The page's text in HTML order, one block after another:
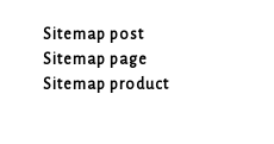
Sitemap post
Sitemap page
Sitemap product